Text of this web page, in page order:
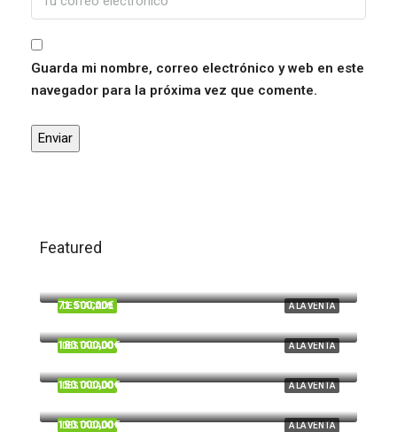
Guarda mi nombre, correo electrónico y web en este
navegador para la próxima vez que comente.
Featured
A LA VENTA
DESTACADO
A LA VENTA
DESTACADO
71.500,00€
A LA VENTA
DESTACADO
180.000,00€
A LA VENTA
DESTACADO
150.000,00€
190.000,00€